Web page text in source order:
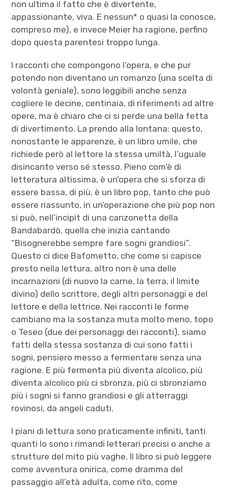
non ultima il fatto che è divertente,
appassionante, viva. E nessun* o quasi la conosce,
compreso me), e invece Meier ha ragione, perfino
dopo questa parentesi troppo lunga.
I racconti che compongono l’opera, e che pur
potendo non diventano un romanzo (una scelta di
volontà geniale), sono leggibili anche senza
cogliere le decine, centinaia, di riferimenti ad altre
opere, ma è chiaro che ci si perde una bella fetta
di divertimento. La prendo alla lontana: questo,
nonostante le apparenze, è un libro umile, che
richiede però al lettore la stessa umiltà, l’uguale
disincanto verso sé stesso. Pieno com’è di
letteratura altissima, è un’opera che si sforza di
essere bassa, di più, è un libro pop, tanto che può
essere riassunto, in un’operazione che più pop non
si può, nell’incipit di una canzonetta della
Bandabardò, quella che inizia cantando
“Bisognerebbe sempre fare sogni grandiosi”.
Questo ci dice Bafometto, che come si capisce
presto nella lettura, altro non è una delle
incarnazioni (di nuovo la carne, la terra, il limite
divino) dello scrittore, degli altri personaggi e del
lettore e della lettrice. Nei racconti le forme
cambiano ma la sostanza muta molto meno, topo
o Teseo (due dei personaggi dei racconti), siamo
fatti della stessa sostanza di cui sono fatti i
sogni, pensiero messo a fermentare senza una
ragione. E più fermenta più diventa alcolico, più
diventa alcolico più ci sbronza, più ci sbronziamo
più i sogni si fanno grandiosi e gli atterraggi
rovinosi, da angeli caduti.
I piani di lettura sono praticamente infiniti, tanti
quanti lo sono i rimandi letterari precisi o anche a
strutture del mito più vaghe. Il libro si può leggere
come avventura onirica, come dramma del
passaggio all’età adulta, come rito, come